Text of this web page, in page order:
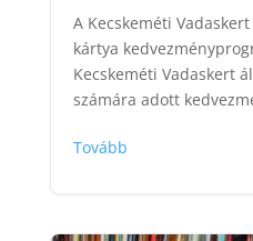
A Kecskeméti
kártya
Kecskeméti Vadaskert
számára adott
Tovább